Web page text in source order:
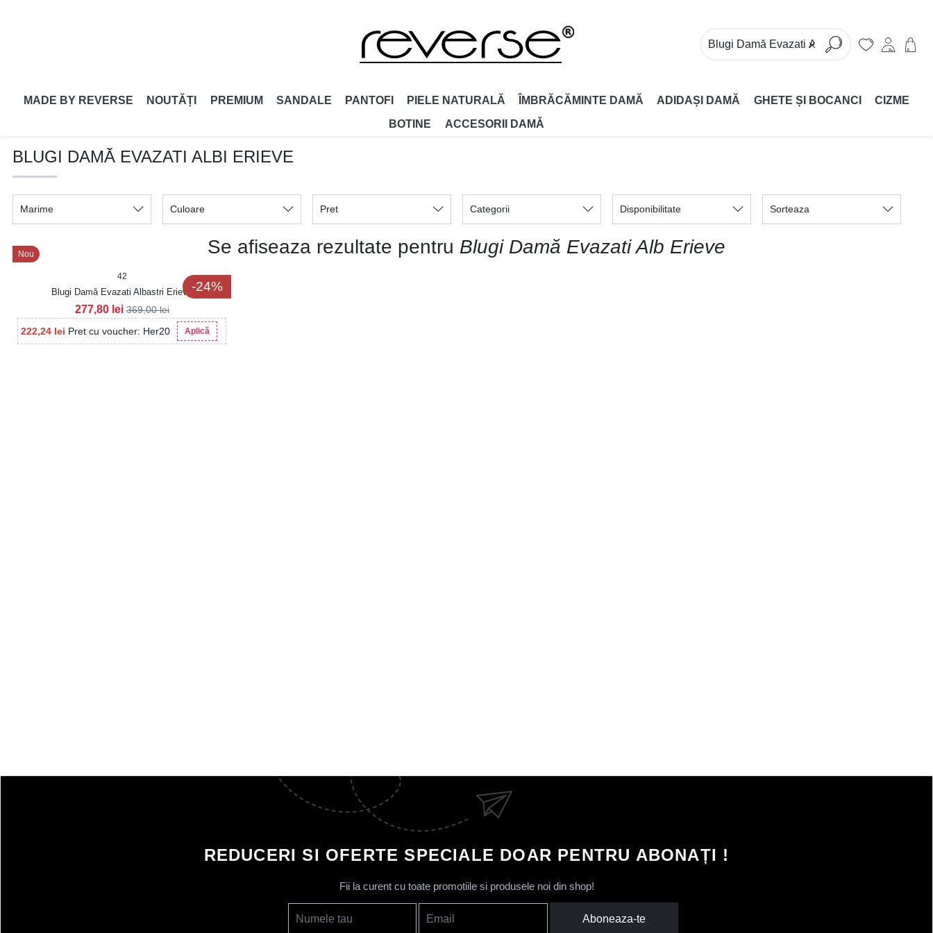
MADE BY REVERSE NOUTĂȚI PREMIUM SANDALE PANTOFI PIELE NATURALĂ ÎMBRĂCĂMINTE DAMĂ ADIDAȘI DAMĂ GHETE ȘI BOCANCI
CIZME
BOTINE
ACCESORII DAMǍ
BLUGI DAMĂ EVAZATI ALBI ERIEVE
Marime Culoare Pret Categorii Disponibilitate Sorteaza
Se afiseaza rezultate pentru Blugi Damă Evazati Alb Erieve
Nou
-24%
42
Blugi Damă Evazati Albastri Erieve
222,24 lei Pret cu voucher: Her20 Aplică
277,80 lei 369,00lei
REDUCERI SI OFERTE SPECIALE DOAR PENTRU ABONAȚI !
Fii la curent cu toate promotiile si produsele noi din shop!
Numele tau Email Aboneaza-te